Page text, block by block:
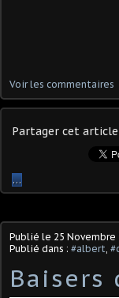
Voir les commentaires
Partager cet article
…
Publié le 25 Novembre
Publié dans : #albert
Baisers